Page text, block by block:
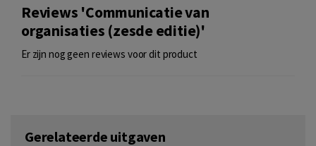
Reviews 'Communicatie van
organisaties (zesde editie)'
Er zijn nog geen reviews voor dit product
Gerelateerde uitgaven